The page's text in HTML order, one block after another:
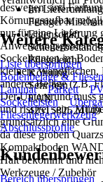
Im
Fertiger
Eigenschaft
Pflegeleicht
Körnung
Sehr fein
EAN
4251582524149
deswegen sind
Körnungsaufbau
nur für eine Lieferung
Anwendungsgebiete
Sockelkanten im
kleinere
anderer Beläge (z.B.
Der Untergrund muss
und rissfrei sein.
grundsätzlich eine
da diese groben
Kompaktboden
Halt bekommt und
Werkzeuge / Zubehör
Weitere
Liste überspringen
Bodenbeläge & Fliesen
Laminat
Parkett
Sockelleisten
Fliesenlegerwerkzeug
Abschlussprofile
Bereich überspringen